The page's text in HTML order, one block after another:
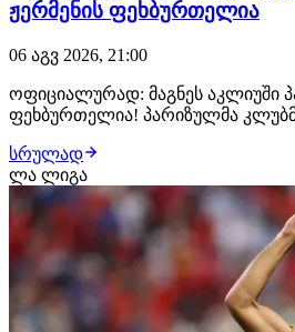
ჟერმენის ფეხბურთელია
06 აგვ 2026, 21:00
ოფიციალურად: მაგნეს აკლიუში
ფეხბურთელია! პარიზულმა
ფრანგმა ვინგერმა პარი სენ-
წლამდე გააფორმა, მხარეებს
გარიგება შედგა. მაგნეს
სრულად
ლა ლიგა